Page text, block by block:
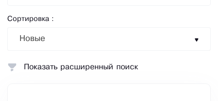
Сортировка :
Новые
Показать расширенный поиск